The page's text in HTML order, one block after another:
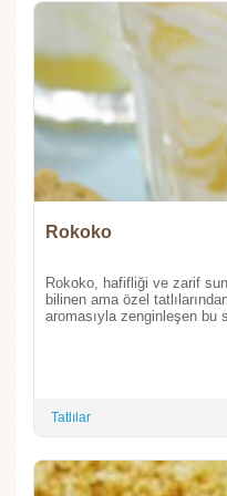
Rokoko
Rokoko, hafifliği ve zarif
bilinen ama özel
aromasıyla zenginleşen bu
Tatlılar